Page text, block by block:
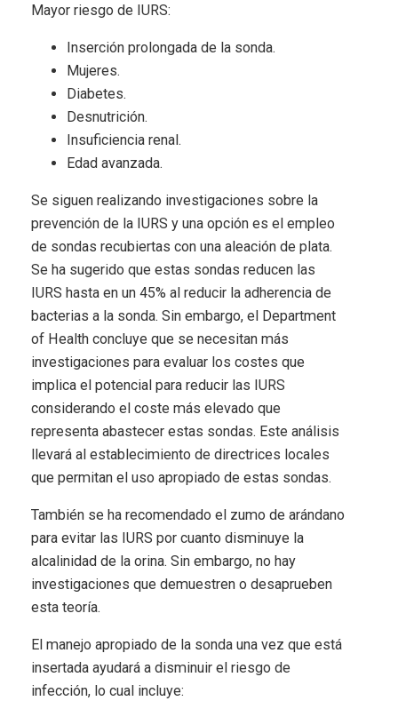
Mayor riesgo de IURS:
Inserción prolongada de la sonda.
Mujeres.
Diabetes.
Desnutrición.
Insuficiencia renal.
Edad avanzada.
Se siguen realizando investigaciones sobre la
prevención de la IURS y una opción es el empleo
de sondas recubiertas con una aleación de plata.
Se ha sugerido que estas sondas reducen las
IURS hasta en un 45% al reducir la adherencia de
bacterias a la sonda. Sin embargo, el Department
of Health concluye que se necesitan más
investigaciones para evaluar los costes que
implica el potencial para reducir las IURS
considerando el coste más elevado que
representa abastecer estas sondas. Este análisis
llevará al establecimiento de directrices locales
que permitan el uso apropiado de estas sondas.
También se ha recomendado el zumo de arándano
para evitar las IURS por cuanto disminuye la
alcalinidad de la orina. Sin embargo, no hay
investigaciones que demuestren o desaprueben
esta teoría.
El manejo apropiado de la sonda una vez que está
insertada ayudará a disminuir el riesgo de
infección, lo cual incluye: